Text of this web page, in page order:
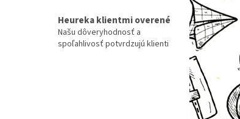
Heureka klientmi overené
Našu dôveryhodnosť a
spoľahlivosť potvrdzujú klienti